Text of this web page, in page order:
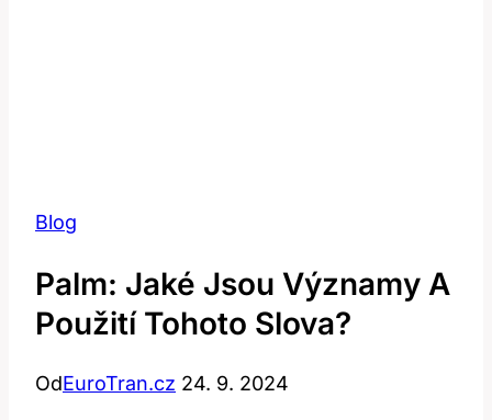
Blog
Palm: Jaké Jsou Významy A
Použití Tohoto Slova?
OdEuroTran.cz 24. 9. 2024